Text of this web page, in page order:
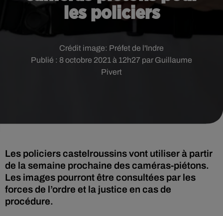
les policiers
Publié : 8 octobre 2021 à 12h27 par Guillaume
Pivert
Crédit image: Préfet de l'Indre
Les policiers castelroussins vont utiliser à partir
de la semaine prochaine des caméras-piétons.
Les images pourront être consultées par les
forces de l’ordre et la justice en cas de
procédure.